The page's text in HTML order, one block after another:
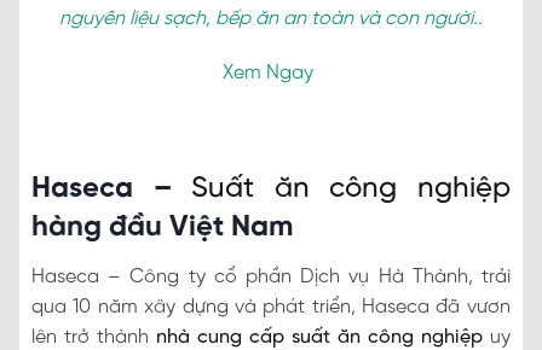
nguyên liệu sạch, bếp ăn an toàn và con người..
Xem Ngay
Haseca – Suất ăn công nghiệp
hàng đầu Việt Nam
Haseca – Công ty cổ phần Dịch vụ Hà Thành, trải
qua 10 năm xây dựng và phát triển, Haseca đã vươn
lên trở thành nhà cung cấp suất ăn công nghiệpuy